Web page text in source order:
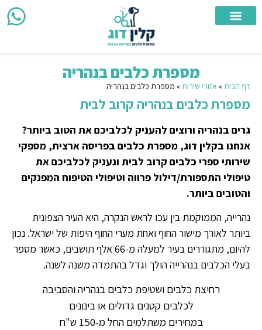
מספרת כלבים בנהריה
דף הבית» אזורי שירות» מספרת כלבים בנהריה
מספרת כלבים בנהריה קרוב לבית
גרים בנהריה ורוצים להעניק לכלביכם את הטוב ביותר?
אנחנו בקלין דוג, מספרת כלבים בפריסה ארצית, מספקי
שירותי ספרי כלבים קרוב לבית ונעניק לכלביכם את
טיפולי התספורת/דילול פרווה וטיפולי הטיפוח המפנקים
והטובים ביותר.
נהרייה, הממוקמת בין עכו לראש הנקרה, היא העיר הצפונית
ביותר לאורך מישור החוף ואחת מערי החוף היפות של ישראל. נכון
להיום, מתגוררים בעיר למעלה מ-66 אלף תושבים, כאשר מספר
בעלי הכלבים בנהרייה הולך וגדל בהתמדה משנה לשנה.
רחיצת כלבים ושטיפת כלבים בנהריה והסביבה
לכלבים קטנים גדולים או בינונים
במחירים משתלמים החל מ-150 ש"ח